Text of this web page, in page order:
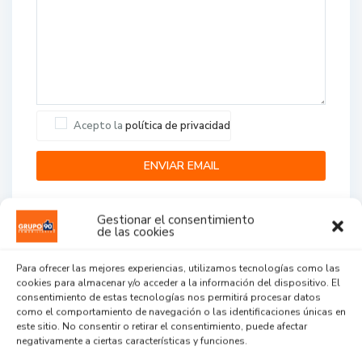
Gestionar el consentimiento
de las cookies
Para ofrecer las mejores experiencias, utilizamos tecnologías como las
cookies para almacenar y/o acceder a la información del dispositivo. El
consentimiento de estas tecnologías nos permitirá procesar datos
como el comportamiento de navegación o las identificaciones únicas en
este sitio. No consentir o retirar el consentimiento, puede afectar
negativamente a ciertas características y funciones.
Acepto la política de privacidad
Agent Reviews
...